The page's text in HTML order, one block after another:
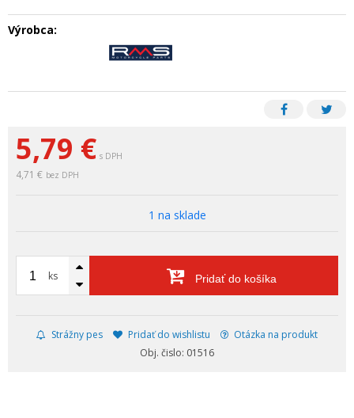
5,79 € s DPH
4,71 € bez DPH
1 na sklade
ks Pridať do košíka
Strážny pes Pridať do wishlistu
Otázka na produkt
Obj. čislo: 01516
Výrobca: